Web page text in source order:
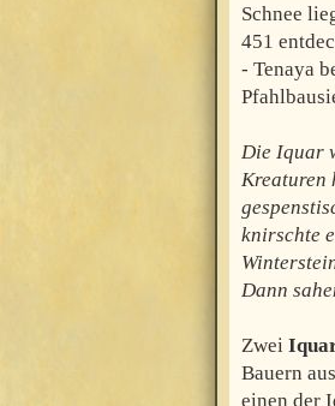
Schnee
451
- Tenaya
Die Iquar
Kreaturen
knirschte
Dann
Zwei
Bauern
einen der